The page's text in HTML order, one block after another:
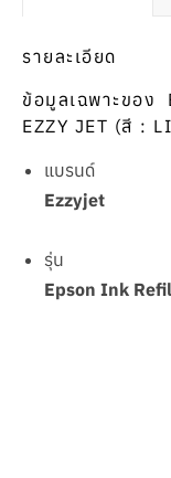
รายละเอียด
ข้อมูลเฉพาะของ
EZZY JET (สี :
แ
Ezzyjet
รุ่น
Epson Ink